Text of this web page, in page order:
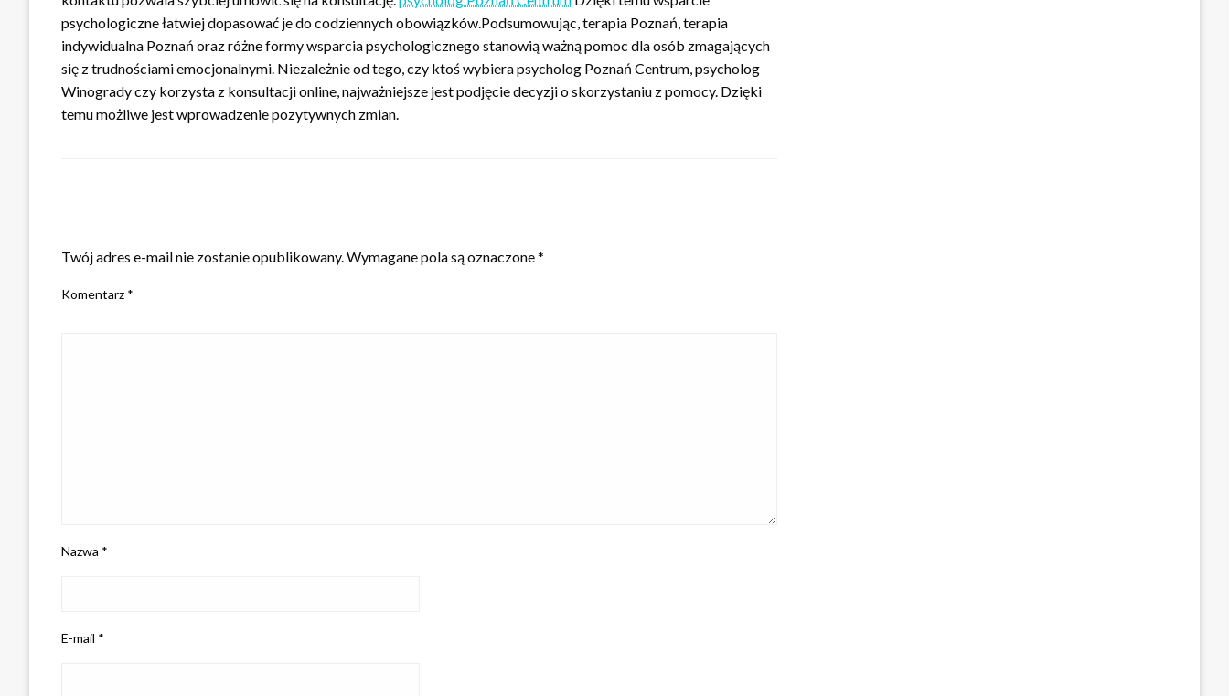
psychologiczne łatwiej dopasować je do codziennych obowiązków.Podsumowując, terapia Poznań, terapia
indywidualna Poznań oraz różne formy wsparcia psychologicznego stanowią ważną pomoc dla osób zmagających
się z trudnościami emocjonalnymi. Niezależnie od tego, czy ktoś wybiera psycholog Poznań Centrum, psycholog
Winogrady czy korzysta z konsultacji online, najważniejsze jest podjęcie decyzji o skorzystaniu z pomocy. Dzięki
temu możliwe jest wprowadzenie pozytywnych zmian.
Twój adres e-mail nie zostanie opublikowany.Wymagane pola są oznaczone*
Komentarz *
Nazwa *
E-mail *